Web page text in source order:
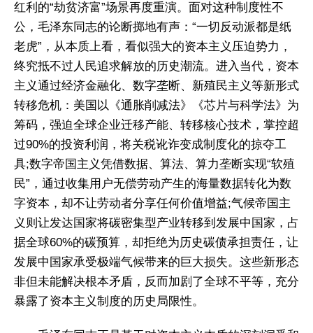
红利的“劫贫济富”场景再度重演。面对这种制度性不
公，毛泽东同志的论断掷地有声：“一切反动派都是纸
老虎”，从本质上看，看似强大的资本主义压迫势力，
终究抵不过人民追求解放的历史潮流。进入当代，资本
主义通过经济金融化、数字垄断、新殖民主义等新形式
转移危机：美国以《通胀削减法》《芯片与科学法》为
筹码，强迫全球企业迁移产能、转移核心技术，掌控超
过90%的投资利润，将关税讹诈变成制度化的掠夺工
具;数字帝国主义凭借数据、算法、算力垄断实现“软殖
民”，通过收集用户无偿劳动产生的海量数据转化为数
字资本，却不让劳动者分享任何价值增益;气候帝国主
义则让发达国家将碳密集型产业转移到发展中国家，占
据全球60%的碳预算，却拒绝为历史碳债承担责任，让
发展中国家承受极端气候带来的巨大损失。这些新形态
非但未能解决根本矛盾，反而加剧了全球不平等，充分
暴露了资本主义制度的历史局限性。